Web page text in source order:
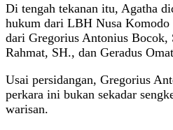
Di tengah tekanan itu, Agatha
hukum dari LBH Nusa
dari Gregorius Antonius Bocok,
Rahmat, SH., dan Geradus
Usai persidangan, Gregorius
perkara ini bukan sekadar
warisan.